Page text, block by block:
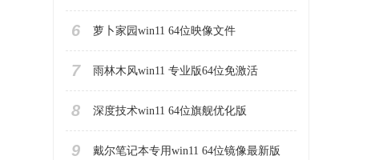
6 萝卜家园win11 64位映像文件
7 雨林木风win11 专业版64位免激活
8 深度技术win11 64位旗舰优化版
9 戴尔笔记本专用win11 64位镜像最新版